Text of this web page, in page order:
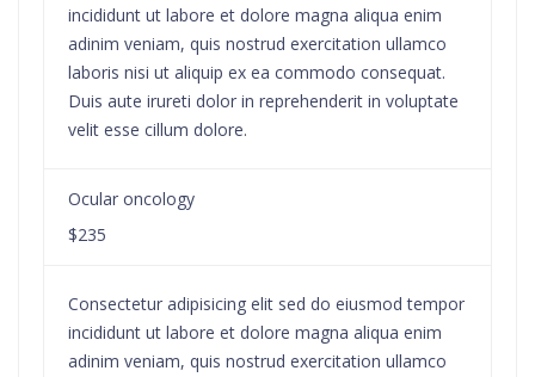
incididunt ut labore et dolore magna aliqua enim
adinim veniam, quis nostrud exercitation ullamco
laboris nisi ut aliquip ex ea commodo consequat.
Duis aute irureti dolor in reprehenderit in voluptate
velit esse cillum dolore.
Ocular oncology
$235
Consectetur adipisicing elit sed do eiusmod tempor
incididunt ut labore et dolore magna aliqua enim
adinim veniam, quis nostrud exercitation ullamco